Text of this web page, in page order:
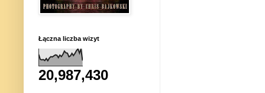
Łączna liczba wizyt
20,987,430